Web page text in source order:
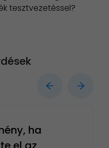
tesztvezetéssel?
ha